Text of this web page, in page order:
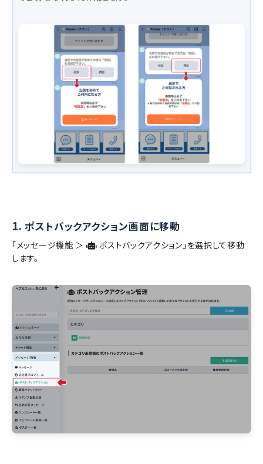
1. ポストバックアクション画面に移動
「メッセージ機能 ＞
ポストバックアクション」を選択して移動
します。